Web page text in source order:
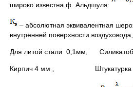
широко известна ф. Альдшуля:
– абсолютная эквивалентная
внутренней поверхности
Для литой стали 0,1мм;
Кирпич 4 мм , Штукатурка по